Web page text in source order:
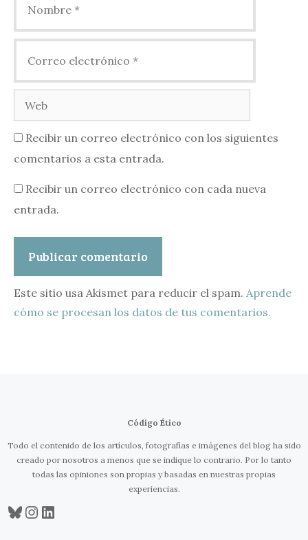
electrónico
Recibir un correo electrónico con los siguientes
comentarios a esta entrada.
Recibir un correo electrónico con cada nueva
entrada.
Este sitio usa Akismet para reducir el spam. Aprende
cómo se procesan los datos de tus comentarios.
Código Ético
Todo el contenido de los artículos, fotografías e imágenes del blog ha sido
creado por nosotros a menos que se indique lo contrario. Por lo tanto
todas las opiniones son propias y basadas en nuestras propias
experiencias.
Bluesky InstagramLinkedIn